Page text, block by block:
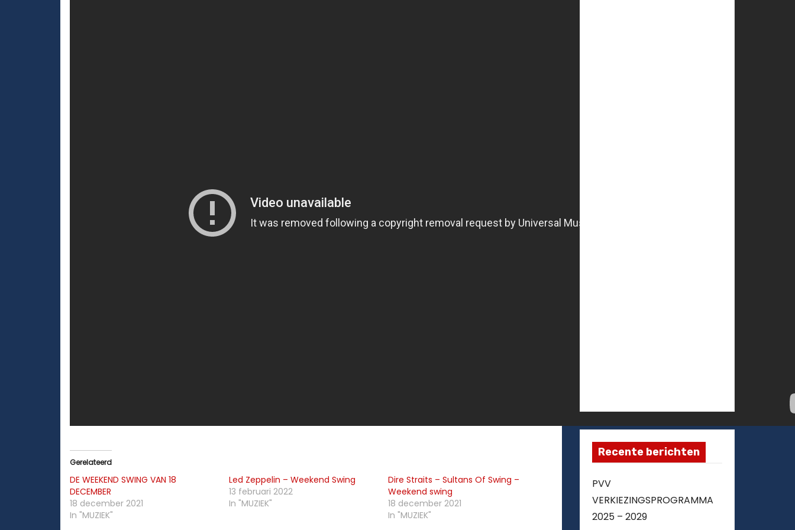
Gerelateerd
DE WEEKEND SWING VAN 18
DECEMBER
18 december 2021
In "MUZIEK"
Led Zeppelin – Weekend Swing
13 februari 2022
In "MUZIEK"
Dire Straits – Sultans Of Swing –
Weekend swing
18 december 2021
In "MUZIEK"
Recente berichten
PVV
VERKIEZINGSPROGRAMMA
2025 – 2029